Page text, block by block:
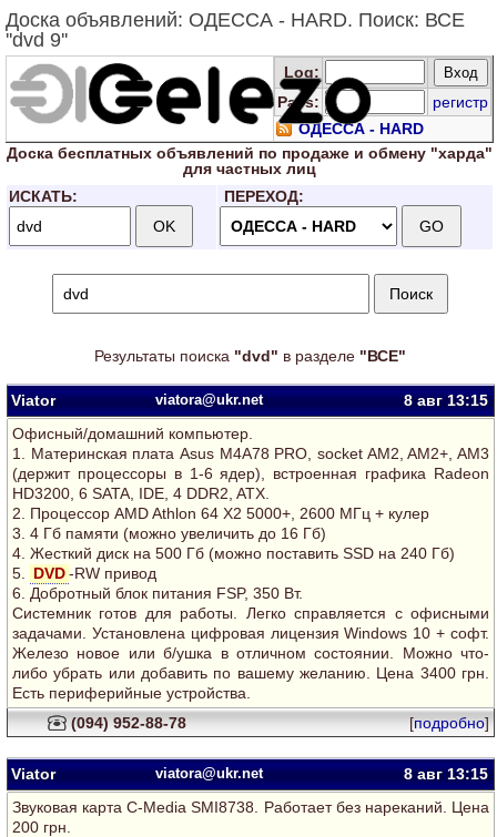
Доска объявлений: ОДЕССА - HARD. Поиск: ВСЕ
''dvd 9''
Log:
Pass:
регистр
ОДЕССА - HARD
Доска бесплатных объявлений по продаже и обмену "харда"
для частных лиц
ИСКАТЬ:
ПЕРЕХОД:
Результаты поиска "dvd" в разделе "ВСЕ"
Viator viatora@ukr.net 8 авг13:15
Офисный/домашний компьютер.
1. Материнская плата Asus M4A78 PRO, socket AM2, AM2+, AM3
(держит процессоры в 1-6 ядер), встроенная графика Radeon
HD3200, 6 SATA, IDE, 4 DDR2, ATX.
2. Процессор AMD Athlon 64 Х2 5000+, 2600 МГц + кулер
3. 4 Гб памяти (можно увеличить до 16 Гб)
4. Жесткий диск на 500 Гб (можно поставить SSD на 240 Гб)
5.
DVD-RW привод
6. Добротный блок питания FSP, 350 Вт.
Системник готов для работы. Легко справляется с офисными
задачами. Установлена цифровая лицензия Windows 10 + софт.
Железо новое или б/ушка в отличном состоянии. Можно что-
либо убрать или добавить по вашему желанию. Цена 3400 грн.
Есть периферийные устройства.
(094) 952-88-78
[подробно]
Viator viatora@ukr.net 8 авг13:15
Звуковая карта C-Media SMI8738. Работает без нареканий. Цена
200 грн.